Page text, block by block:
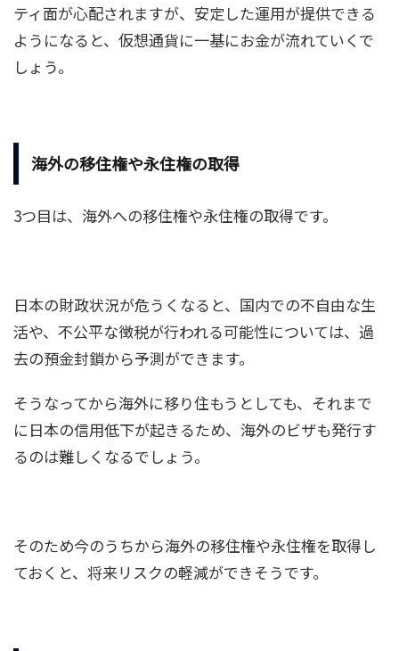
ティ面が心配されますが、安定した運用が提供できる
ようになると、仮想通貨に一基にお金が流れていくで
しょう。
海外の移住権や永住権の取得
3つ目は、海外への移住権や永住権の取得です。
日本の財政状況が危うくなると、国内での不自由な生
活や、不公平な徴税が行われる可能性については、過
去の預金封鎖から予測ができます。
そうなってから海外に移り住もうとしても、それまで
に日本の信用低下が起きるため、海外のビザも発行す
るのは難しくなるでしょう。
そのため今のうちから海外の移住権や永住権を取得し
ておくと、将来リスクの軽減ができそうです。